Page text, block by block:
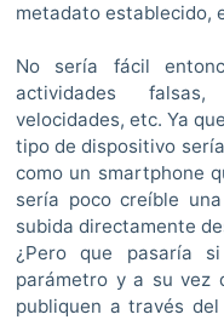
metadato establecido,
No sería fácil
actividades
velocidades, etc. Ya
tipo de dispositivo
como un smartphone
sería poco creíble
subida directamente
¿Pero que pasaría
parámetro y a su vez
publiquen a través